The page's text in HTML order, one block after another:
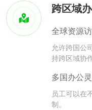
跨区域
全球资源
允许跨国公
持跨区域协作
多国办公
员工可以在
制。